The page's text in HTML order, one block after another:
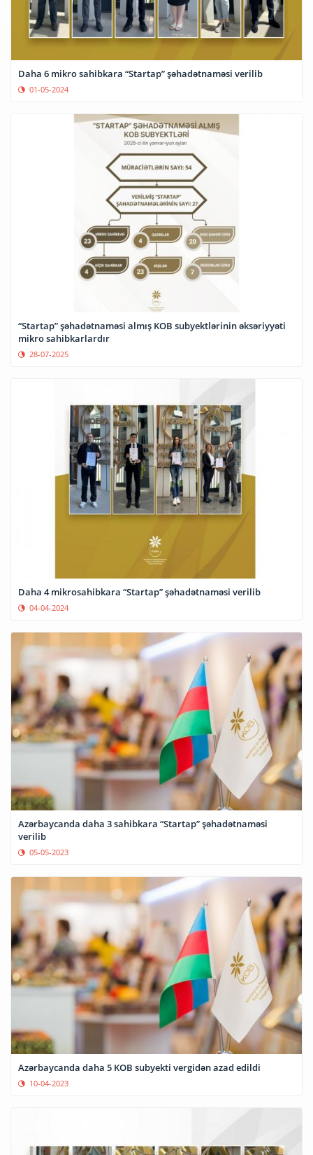
Daha 6 mikro sahibkara “Startap” şəhadətnaməsi verilib
01-05-2024
“Startap” şəhadətnaməsi almış KOB subyektlərinin əksəriyyəti
mikro sahibkarlardır
28-07-2025
Daha 4 mikrosahibkara “Startap” şəhadətnaməsi verilib
04-04-2024
Azərbaycanda daha 3 sahibkara “Startap” şəhadətnaməsi
verilib
05-05-2023
Azərbaycanda daha 5 KOB subyekti vergidən azad edildi
10-04-2023